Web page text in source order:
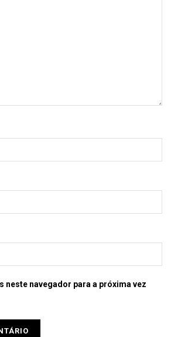
neste navegador para a próxima vez